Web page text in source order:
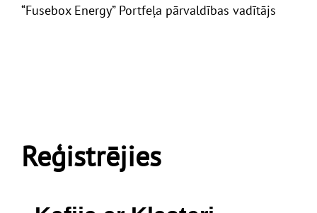
“Fusebox Energy” Portfeļa pārvaldības vadītājs
Reģistrējies